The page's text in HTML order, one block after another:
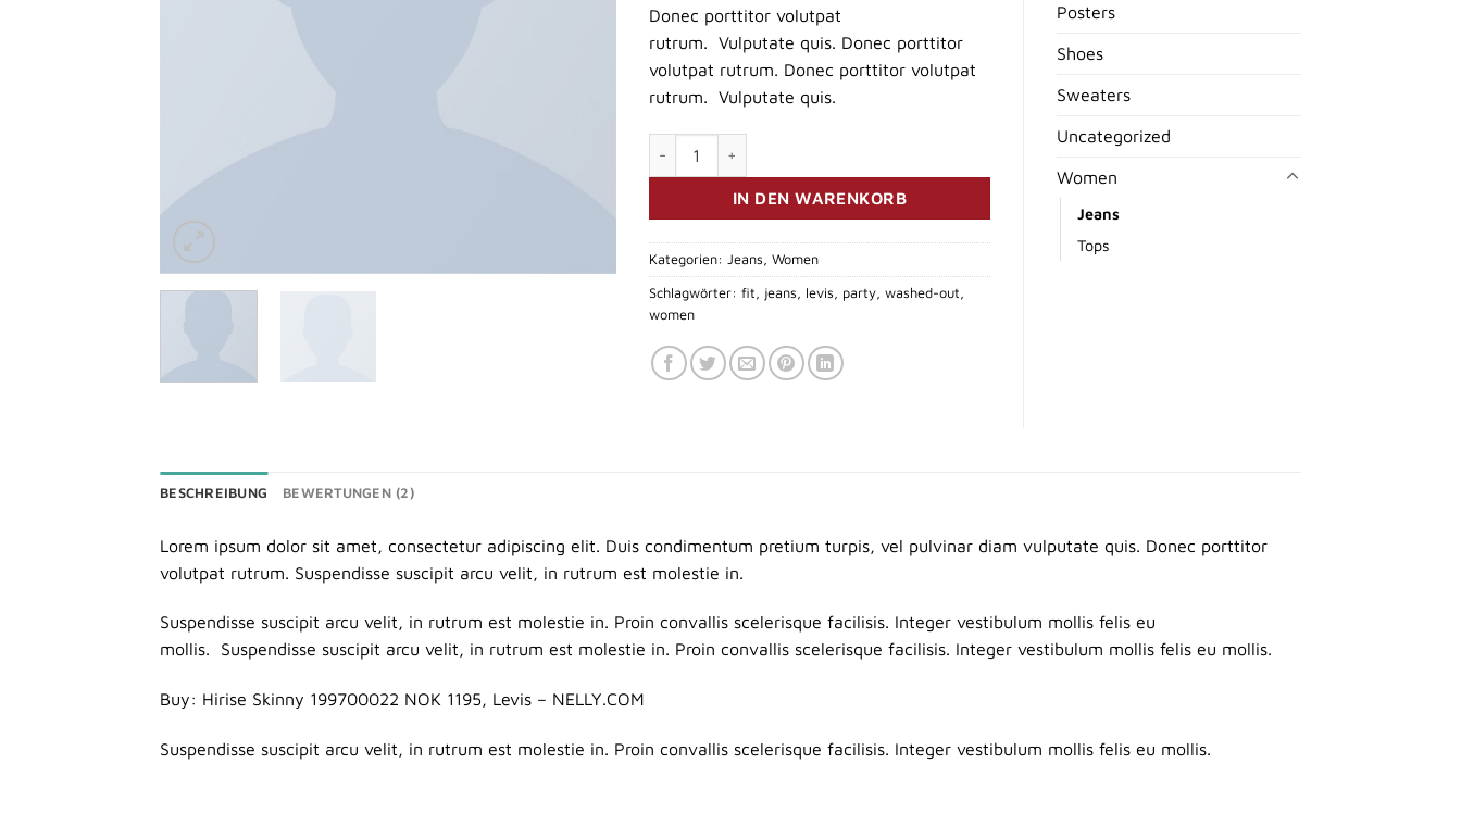
Donec porttitor volutpat
rutrum. Vulputate quis. Donec porttitor
volutpat rutrum. Donec porttitor volutpat
rutrum. Vulputate quis.
IN DEN WARENKORB
Kategorien: Jeans Women
Schlagwörter: fit jeans levis party washed-out
women
Posters
Shoes
Sweaters
Uncategorized
Women
Jeans
Tops
BESCHREIBUNG BEWERTUNGEN (2)
Lorem ipsum dolor sit amet, consectetur adipiscing elit. Duis condimentum pretium turpis, vel pulvinar diam vulputate quis. Donec porttitor
volutpat rutrum. Suspendisse suscipit arcu velit, in rutrum est molestie in.
Suspendisse suscipit arcu velit, in rutrum est molestie in. Proin convallis scelerisque facilisis. Integer vestibulum mollis felis eu
mollis. Suspendisse suscipit arcu velit, in rutrum est molestie in. Proin convallis scelerisque facilisis. Integer vestibulum mollis felis eu mollis.
Buy: Hirise Skinny 199700022 NOK 1195, Levis – NELLY.COM
Suspendisse suscipit arcu velit, in rutrum est molestie in. Proin convallis scelerisque facilisis. Integer vestibulum mollis felis eu mollis.